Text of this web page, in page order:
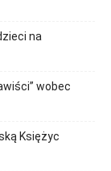
na
wobec
Księżyc